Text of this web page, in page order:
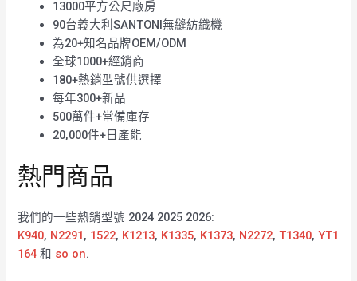
13000平方公尺廠房
90台義大利SANTONI無縫紡織機
為20+知名品牌OEM/ODM
全球1000+經銷商
180+熱銷型號供選擇
每年300+新品
500萬件+常備庫存
20,000件+日產能
熱門商品
我們的一些熱銷型號 2024 2025 2026:
K940, N2291, 1522, K1213, K1335, K1373, N2272,T1340,YT1
164 和 so on.